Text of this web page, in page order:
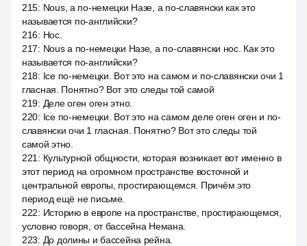
215: Nous, а по-немецки Назе, а по-славянски как это
называется по-английски?
216: Нос.
217: Nous а по-немецки Назе, а по-славянски нос. Как это
называется по-английски?
218: Ice по-немецки. Вот это на самом и по-славянски очи 1
гласная. Понятно? Вот это следы той самой
219: Деле оген оген этно.
220: Ice по-немецки. Вот это на самом деле оген оген и по-
славянски очи 1 гласная. Понятно? Вот это следы той
самой этно.
221 : Культурной общности, которая возникает вот именно в
этот период на огромном пространстве восточной и
центральной европы, простирающемся. Причём это
период ещё не письме.
222: Историю в европе на пространстве, простирающемся,
условно говоря, от бассейна Немана.
223: До долины и бассейна рейна.